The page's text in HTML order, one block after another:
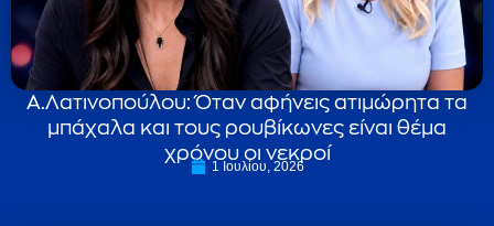
Α.Λατινοπούλου: Όταν αφήνεις ατιμώρητα τα
μπάχαλα και τους ρουβίκωνες είναι θέμα
χρόνου οι νεκροί
1 Ιουλίου, 2026